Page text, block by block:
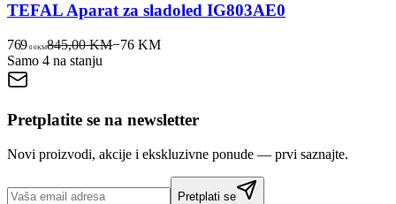
TEFAL Aparat za sladoled IG803AE0
769 00KM845,00 KM−76 KM
Samo 4 na stanju
Pretplatite se na newsletter
Novi proizvodi, akcije i ekskluzivne ponude — prvi saznajte.
Pretplati se